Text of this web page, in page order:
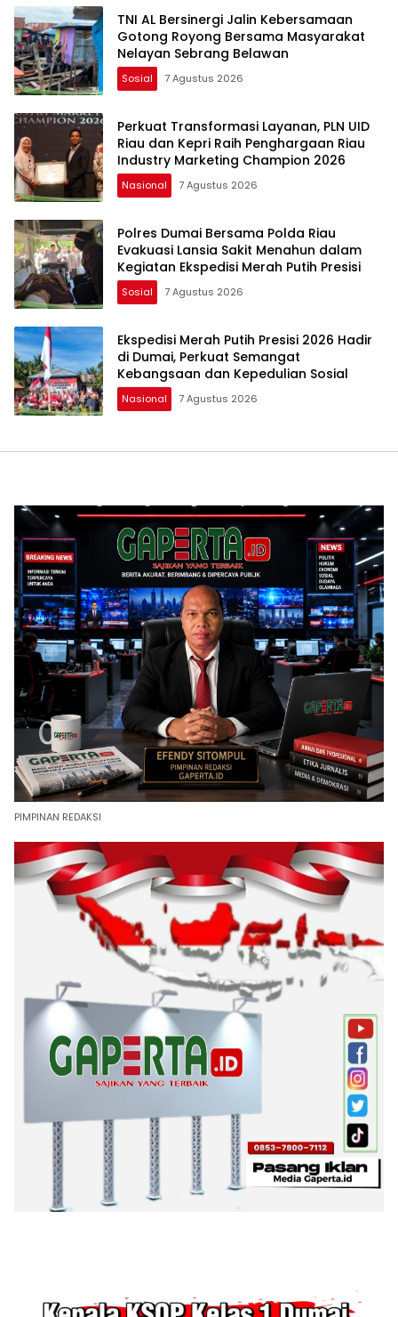
TNI AL Bersinergi Jalin Kebersamaan
Gotong Royong Bersama Masyarakat
Nelayan Sebrang Belawan
Sosial 7 Agustus 2026
Perkuat Transformasi Layanan, PLN UID
Riau dan Kepri Raih Penghargaan Riau
Industry Marketing Champion 2026
Nasional 7 Agustus 2026
Polres Dumai Bersama Polda Riau
Evakuasi Lansia Sakit Menahun dalam
Kegiatan Ekspedisi Merah Putih Presisi
Sosial 7 Agustus 2026
Ekspedisi Merah Putih Presisi 2026 Hadir
di Dumai, Perkuat Semangat
Kebangsaan dan Kepedulian Sosial
Nasional 7 Agustus 2026
PIMPINAN REDAKSI